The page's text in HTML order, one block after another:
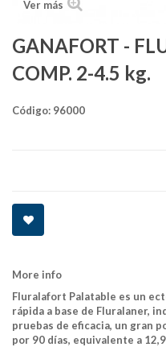
Ver más
GANAFORT -
COMP. 2-4.5 kg.
Código: 96000
More info
Fluralafort Palatable es un
rápida a base de Fluralaner,
pruebas de eficacia, un gran
por 90 días, equivalente a